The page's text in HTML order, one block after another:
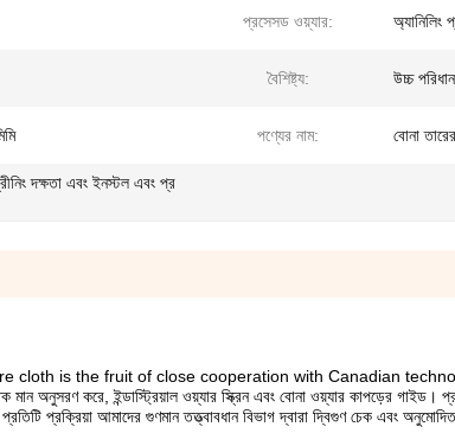
প্রসেসড ওয়্যার: অ্যানিলিং
বৈশিষ্ট্য: উচ্চ
পণ্যের নাম: বোনা
দক্ষতা এবং ইনস্টল এবং প্র
is the fruit of close cooperation with Canadian technology.
অনুসরণ করে, ইন্ডাস্ট্রিয়াল ওয়্যার স্ক্রিন এবং বোনা ওয়্যার কাপড়ের গাইড।
প্রক্রিয়া আমাদের গুণমান তত্ত্বাবধান বিভাগ দ্বারা দ্বিগুণ চেক এবং